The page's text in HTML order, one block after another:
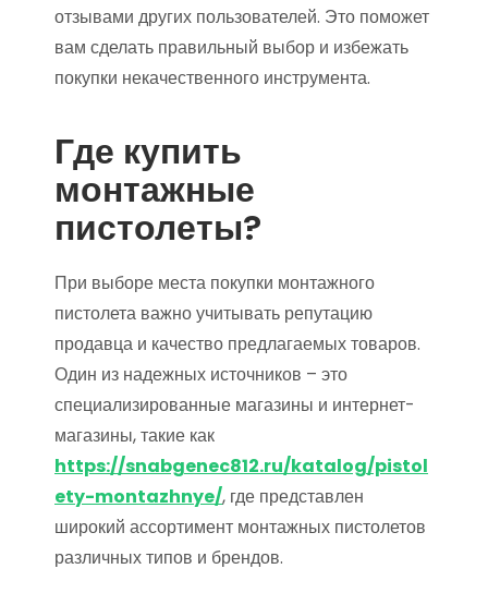
отзывами других пользователей. Это поможет
вам сделать правильный выбор и избежать
покупки некачественного инструмента.
Где купить
монтажные
пистолеты?
При выборе места покупки монтажного
пистолета важно учитывать репутацию
продавца и качество предлагаемых товаров.
Один из надежных источников – это
специализированные магазины и интернет-
магазины, такие как
https://snabgenec812.ru/katalog/pistol
ety-montazhnye/, где представлен
широкий ассортимент монтажных пистолетов
различных типов и брендов.